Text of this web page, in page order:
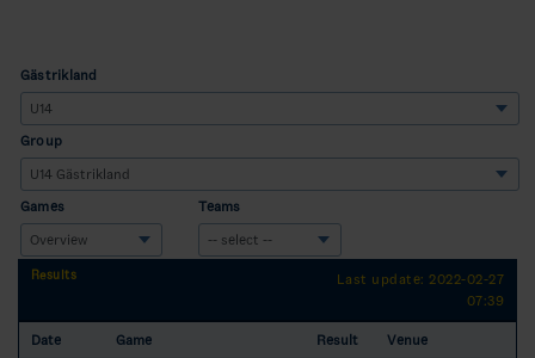
Gästrikland
Group
Games Teams
Results
Last update: 2022-02-27
07:39
Date Game Result Venue